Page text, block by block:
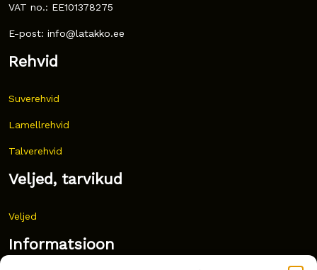
VAT no.: EE101378275
E-post: info@latakko.ee
Rehvid
Suverehvid
Lamellrehvid
Talverehvid
Veljed, tarvikud
Veljed
Informatsioon